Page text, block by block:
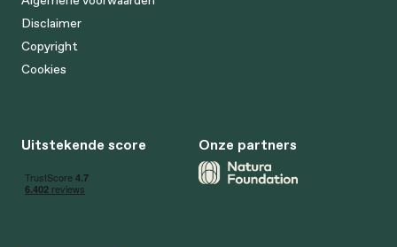
Disclaimer
Copyright
Cookies
Uitstekende score Onze partners